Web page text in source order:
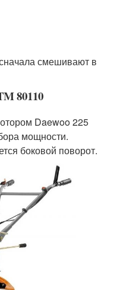
смешивают в
80110
Daewoo 225
мощности.
боковой поворот.